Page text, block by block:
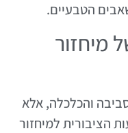
הטבעיים.
מיחזור
והכלכלה, אלא
הציבורית למיחזור